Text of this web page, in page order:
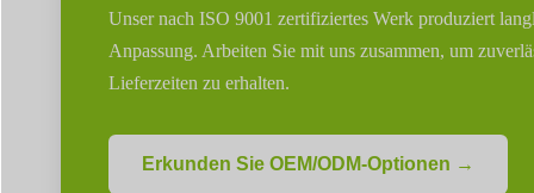
Unser nach ISO 9001 zertifiziertes Werk produziert
Anpassung. Arbeiten Sie mit uns zusammen, um
Lieferzeiten zu erhalten.
Erkunden Sie OEM/ODM-Optionen →